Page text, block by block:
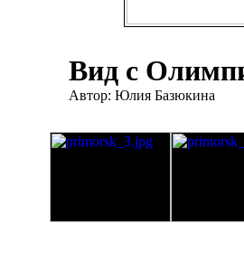
Вид с
Автор: Юлия Базюкина